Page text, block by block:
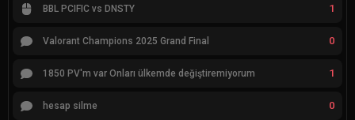
BBL PCIFIC vs DNSTY 1
Valorant Champions 2025 Grand Final 0
1850 PV'm var Onları ülkemde değiştiremiyorum 1
hesap silme 0